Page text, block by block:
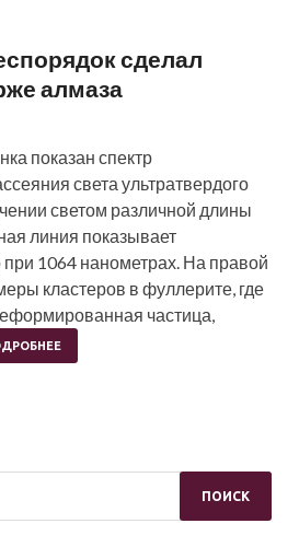
сделал
алмаза
показан спектр
света ультратвердого
светом различной длины
линия показывает
1064 нанометрах. На правой
кластеров в фуллерите, где
частица,